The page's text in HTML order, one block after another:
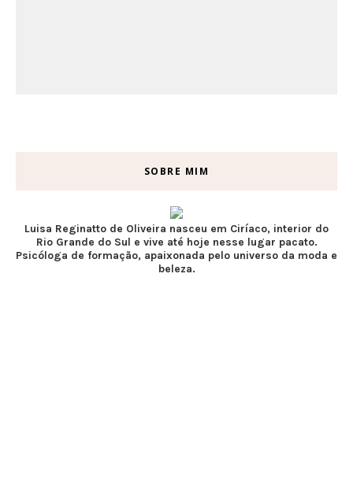
SOBRE MIM
Luisa Reginatto de Oliveira nasceu em Ciríaco, interior do
Rio Grande do Sul e vive até hoje nesse lugar pacato.
Psicóloga de formação, apaixonada pelo universo da moda e
beleza.